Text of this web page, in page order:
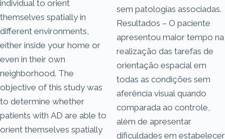
individual to orient
themselves spatially in
different environments,
either inside your home or
even in their own
neighborhood. The
objective of this study was
to determine whether
patients with AD are able to
orient themselves spatially
sem patologias associadas.
Resultados – O paciente
apresentou maior tempo na
realização das tarefas de
orientação espacial em
todas as condições sem
aferência visual quando
comparada ao controle,
além de apresentar
dificuldades em estabelecer